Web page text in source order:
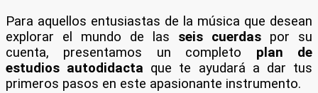
Para aquellos entusiastas de la música que desean
explorar el mundo de las seis cuerdas por su
cuenta, presentamos un completo plan de
estudios autodidacta que te ayudará a dar tus
primeros pasos en este apasionante instrumento.